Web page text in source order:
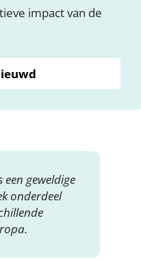
impact van de
een geweldige
onderdeel